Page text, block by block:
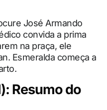
José Armando
convida a prima
na praça, ele
Esmeralda começa a
Resumo do